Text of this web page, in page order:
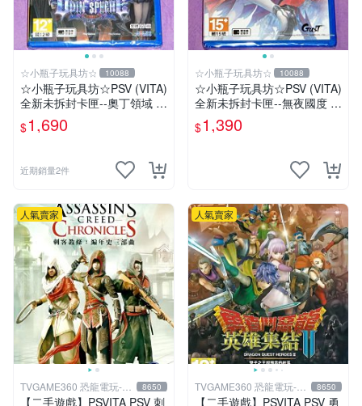
☆小瓶子玩具坊☆ 10088
☆小瓶子玩具坊☆PSV (VITA)
全新未拆封卡匣--奧丁領域 里
普特拉西爾 中文版
$1,690
近期銷量2件
☆小瓶子玩具坊☆ 10088
☆小瓶子玩具坊☆PSV (VITA)
全新未拆封卡匣--無夜國度 中
文版
$1,390
人氣賣家
TVGAME360 恐龍電玩-台
中店
8650
【二手遊戲】PSVITA PSV 刺
人氣賣家
TVGAME360 恐龍電玩-台
中店
8650
【二手遊戲】PSVITA PSV 勇